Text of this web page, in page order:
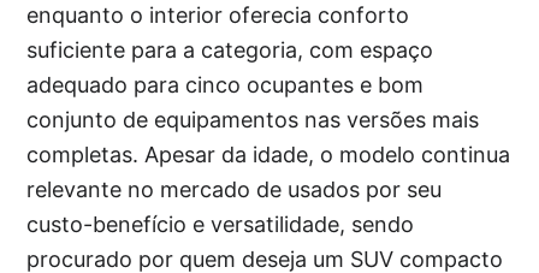
enquanto o interior oferecia conforto
suficiente para a categoria, com espaço
adequado para cinco ocupantes e bom
conjunto de equipamentos nas versões mais
completas. Apesar da idade, o modelo continua
relevante no mercado de usados por seu
custo-benefício e versatilidade, sendo
procurado por quem deseja um SUV compacto